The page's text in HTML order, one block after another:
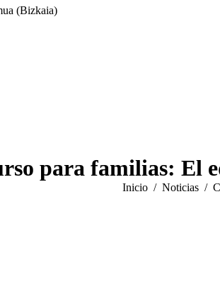
(Bizkaia)
para familias: El
Estás aquí:
Inicio Noticias